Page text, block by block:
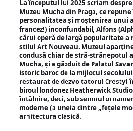
La începutul lui 2025 scriam
Muzeu Mucha din Praga, ce
personalitatea și moștenirea unui
francez!) inconfundabil, Alfons
cărui operă de largă popularitate
stilul Art Nouveau. Muzeul
condusă chiar de stră-strănepotul
Mucha, și e găzduit de Palatul
istoric baroc de la mijlocul
restaurat de dezvoltatorul Crestyl
biroul londonez Heatherwick
întâlnire, deci, sub semnul
moderne (a uneia dintre „fețele
arhitectura clasică.